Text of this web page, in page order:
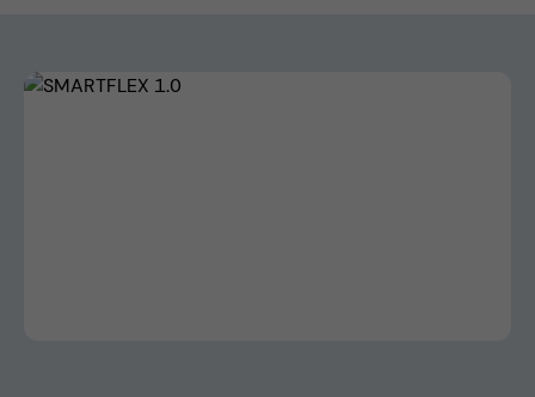
Skip image gallery